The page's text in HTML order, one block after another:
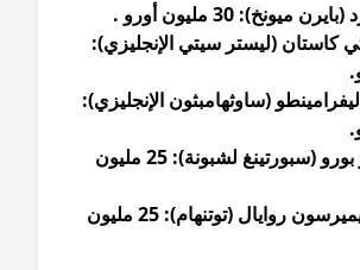
أورو .
(ليستر سيتي الإنجليزي):
(ساوثهامبثون الإنجليزي):
الإسباني بيدرو بورو (سبورتينغ لشبونة): 25 مليون
10 البرازيلي إيميرسون روايال (توتنهام): 25 مليون